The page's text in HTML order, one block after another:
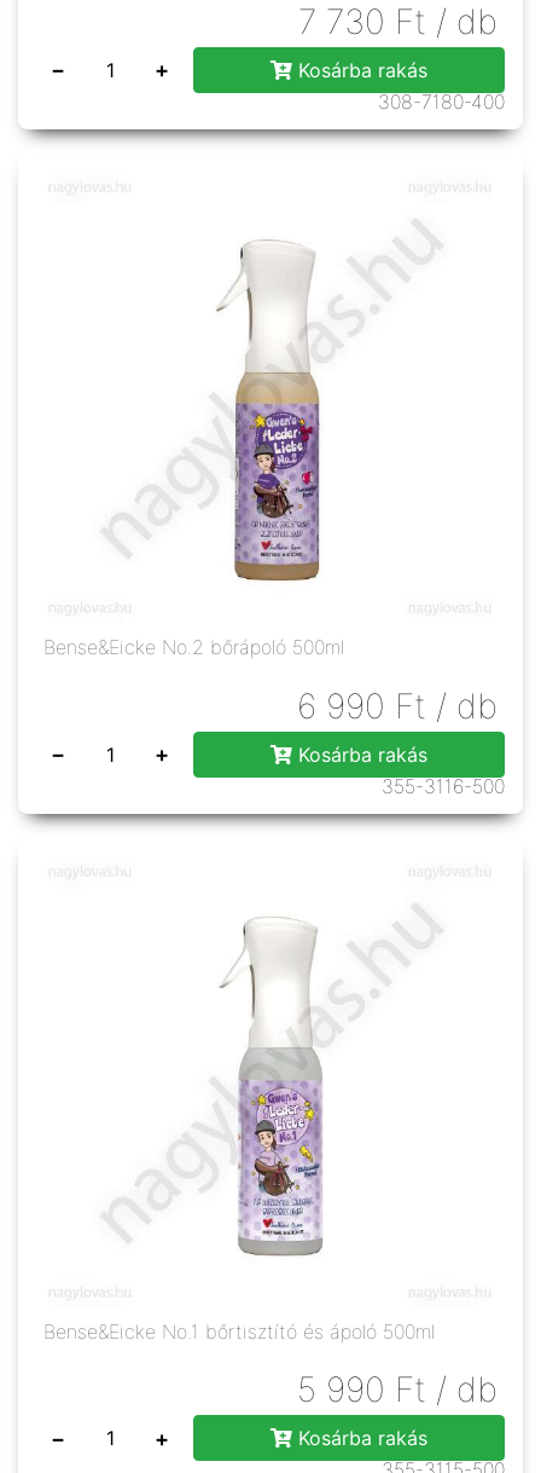
7 730 Ft / db
− +
Kosárba rakás
308-7180-400
Bense&Eicke No.2 bőrápoló 500ml
6 990 Ft / db
− +
Kosárba rakás
355-3116-500
Bense&Eicke No.1 bőrtisztító és ápoló 500ml
5 990 Ft / db
− +
Kosárba rakás